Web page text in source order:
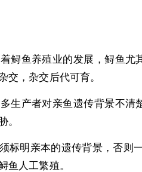
鲟鱼养殖业的发展，鲟鱼尤
交，杂交后代可育。
生产者对亲鱼遗传背景不清
。
标明亲本的遗传背景，否则
鱼人工繁殖。